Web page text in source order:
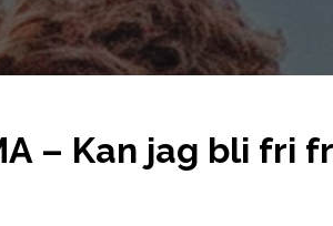
– Kan jag bli fri